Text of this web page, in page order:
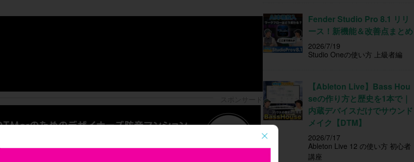
Fender Studio Pro 8.1 リリ
ース！新機能＆改善点まとめ
2026/7/19
Studio Oneの使い方 上級者編
【Ableton Live】Bass Hou
seの作り方と歴史を1本で｜
内蔵デバイスだけでサウンド
メイク【DTM】
2026/7/17
Ableton Live 12 の使い方 初心者
講座